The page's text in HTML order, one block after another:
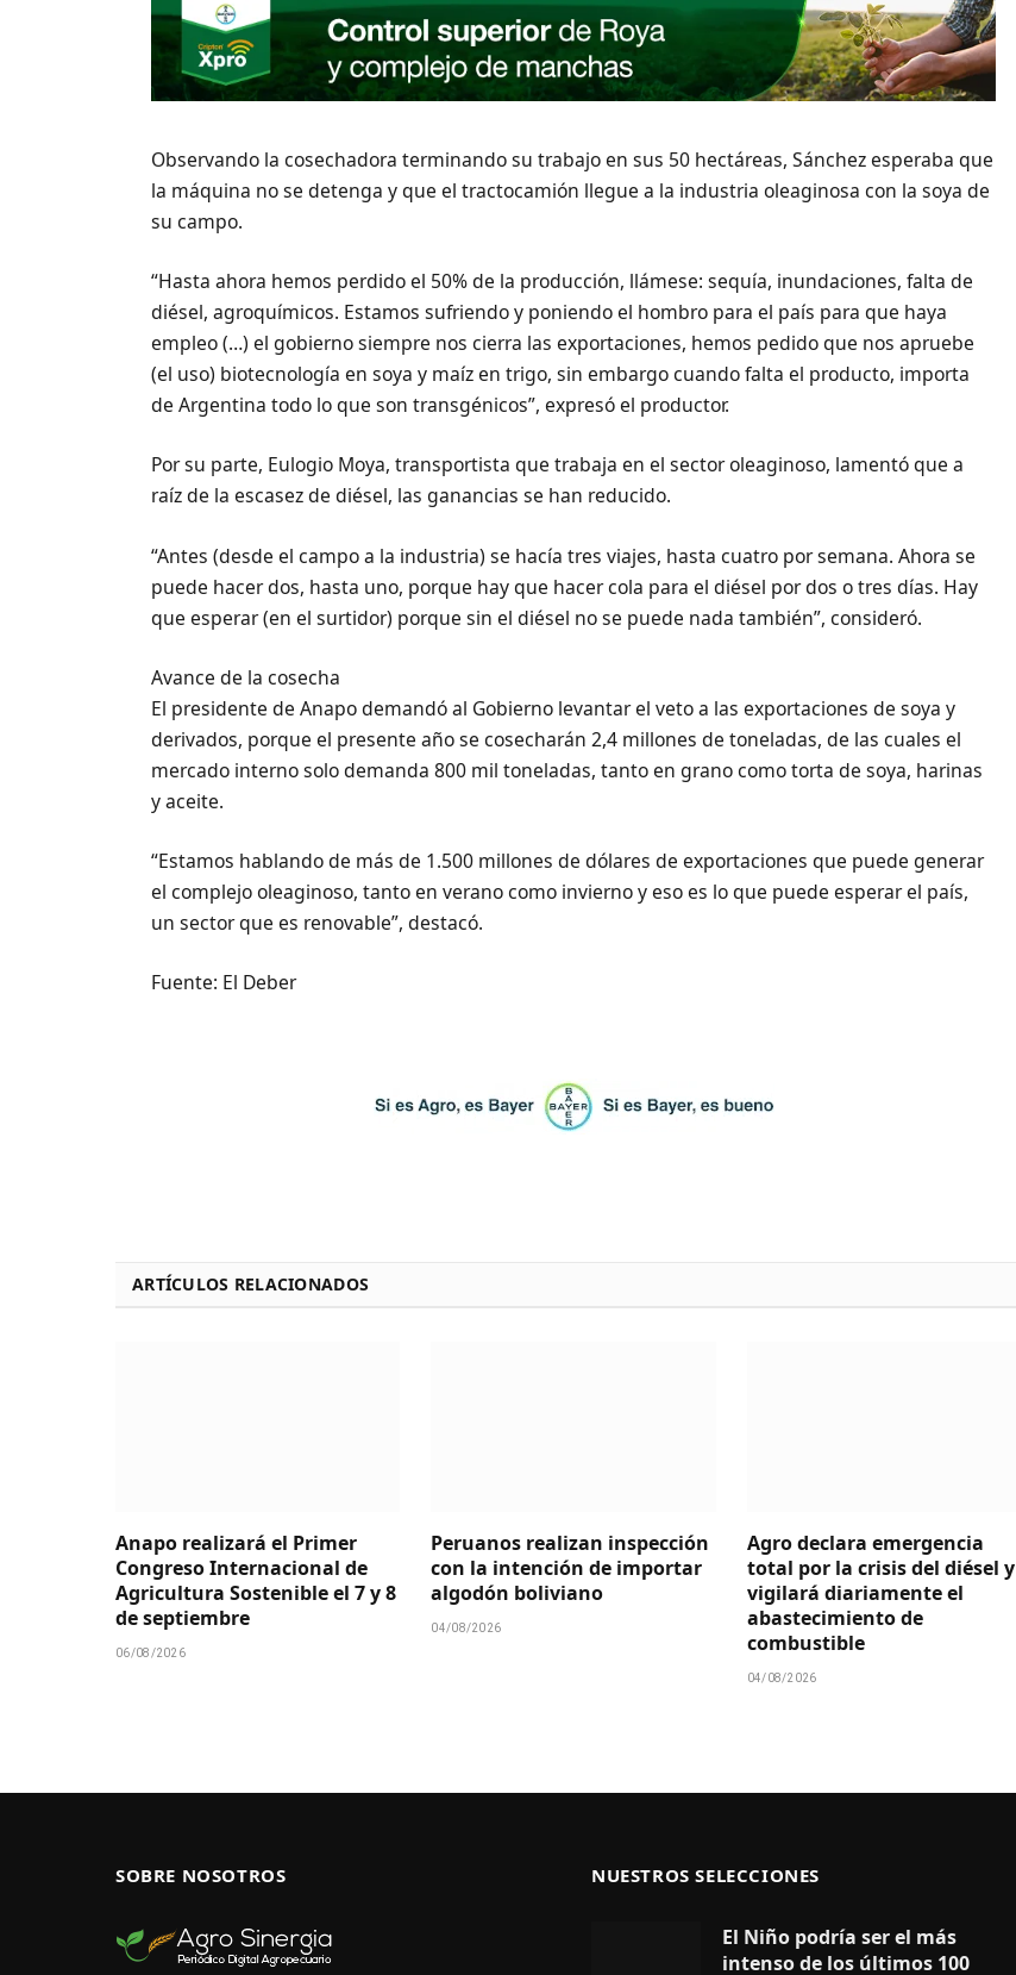
Observando la cosechadora terminando su trabajo en sus 50 hectáreas, Sánchez esperaba que
la máquina no se detenga y que el tractocamión llegue a la industria oleaginosa con la soya de
su campo.
“Hasta ahora hemos perdido el 50% de la producción, llámese: sequía, inundaciones, falta de
diésel, agroquímicos. Estamos sufriendo y poniendo el hombro para el país para que haya
empleo (…) el gobierno siempre nos cierra las exportaciones, hemos pedido que nos apruebe
(el uso) biotecnología en soya y maíz en trigo, sin embargo cuando falta el producto, importa
de Argentina todo lo que son transgénicos”, expresó el productor.
Por su parte, Eulogio Moya, transportista que trabaja en el sector oleaginoso, lamentó que a
raíz de la escasez de diésel, las ganancias se han reducido.
“Antes (desde el campo a la industria) se hacía tres viajes, hasta cuatro por semana. Ahora se
puede hacer dos, hasta uno, porque hay que hacer cola para el diésel por dos o tres días. Hay
que esperar (en el surtidor) porque sin el diésel no se puede nada también”, consideró.
Avance de la cosecha
El presidente de Anapo demandó al Gobierno levantar el veto a las exportaciones de soya y
derivados, porque el presente año se cosecharán 2,4 millones de toneladas, de las cuales el
mercado interno solo demanda 800 mil toneladas, tanto en grano como torta de soya, harinas
y aceite.
“Estamos hablando de más de 1.500 millones de dólares de exportaciones que puede generar
el complejo oleaginoso, tanto en verano como invierno y eso es lo que puede esperar el país,
un sector que es renovable”, destacó.
Fuente: El Deber
ARTÍCULOS RELACIONADOS
Anapo realizará el Primer
Congreso Internacional de
Agricultura Sostenible el 7 y 8
de septiembre
06/08/2026
Peruanos realizan inspección
con la intención de importar
algodón boliviano
04/08/2026
Agro declara emergencia
total por la crisis del diésel y
vigilará diariamente el
abastecimiento de
combustible
04/08/2026
SOBRE NOSOTROS NUESTROS SELECCIONES
El Niño podría ser el más
intenso de los últimos 100